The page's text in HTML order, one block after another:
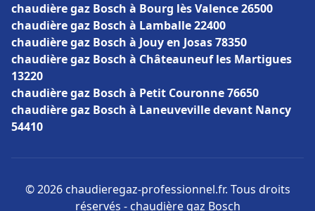
chaudière gaz Bosch à Bourg lès Valence 26500
chaudière gaz Bosch à Lamballe 22400
chaudière gaz Bosch à Jouy en Josas 78350
chaudière gaz Bosch à Châteauneuf les Martigues
13220
chaudière gaz Bosch à Petit Couronne 76650
chaudière gaz Bosch à Laneuveville devant Nancy
54410
© 2026 chaudieregaz-professionnel.fr. Tous droits
réservés - chaudière gaz Bosch